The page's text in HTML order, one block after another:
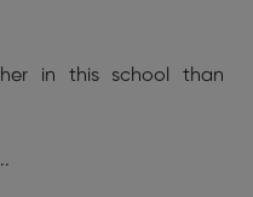
in this school than